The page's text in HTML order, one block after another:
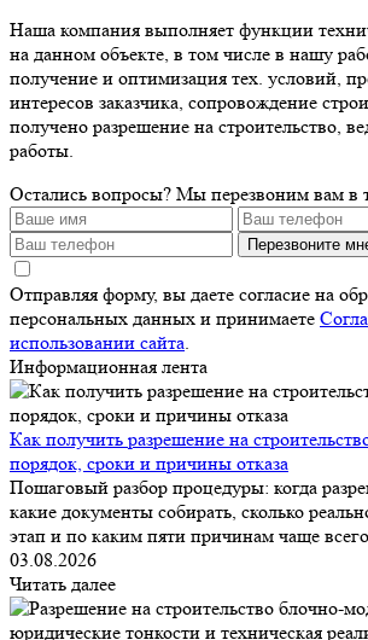
Наша компания выполняет функции
на данном объекте, в том числе в нашу
получение и оптимизация тех. условий,
интересов заказчика, сопровождение
получено разрешение на строительство,
работы.
Остались вопросы? Мы перезвоним вам в
Перезвоните
Отправляя форму, вы даете согласие на
персональных данных и принимаете
использовании сайта.
Информационная лента
Как получить разрешение на
порядок, сроки и причины отказа
Пошаговый разбор процедуры: когда
какие документы собирать, сколько
этап и по каким пяти причинам чаще
03.08.2026
Читать далее